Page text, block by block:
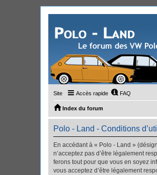
Site Accès rapide FAQ
Index du forum
Polo - Land - Conditions
En accédant à « Polo - Land »
n’acceptez pas d’être légalement
ferons tout pour que vous en soyez
vous acceptez d’être légalement